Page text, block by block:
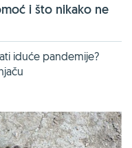
i što nikako ne
iduće pandemije?